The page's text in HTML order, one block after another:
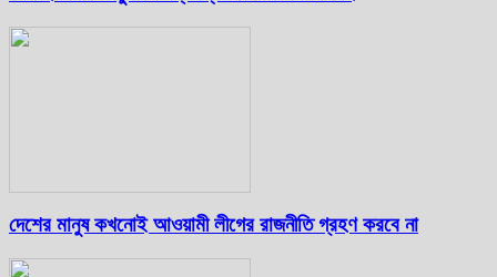
দেশের মানুষ কখনোই আওয়ামী লীগের রাজনীতি গ্রহণ করবে না